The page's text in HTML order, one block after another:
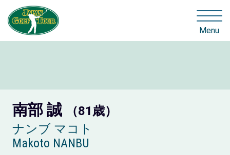
Menu
南部 誠
（81歳）
ナンブ マコト
Makoto NANBU